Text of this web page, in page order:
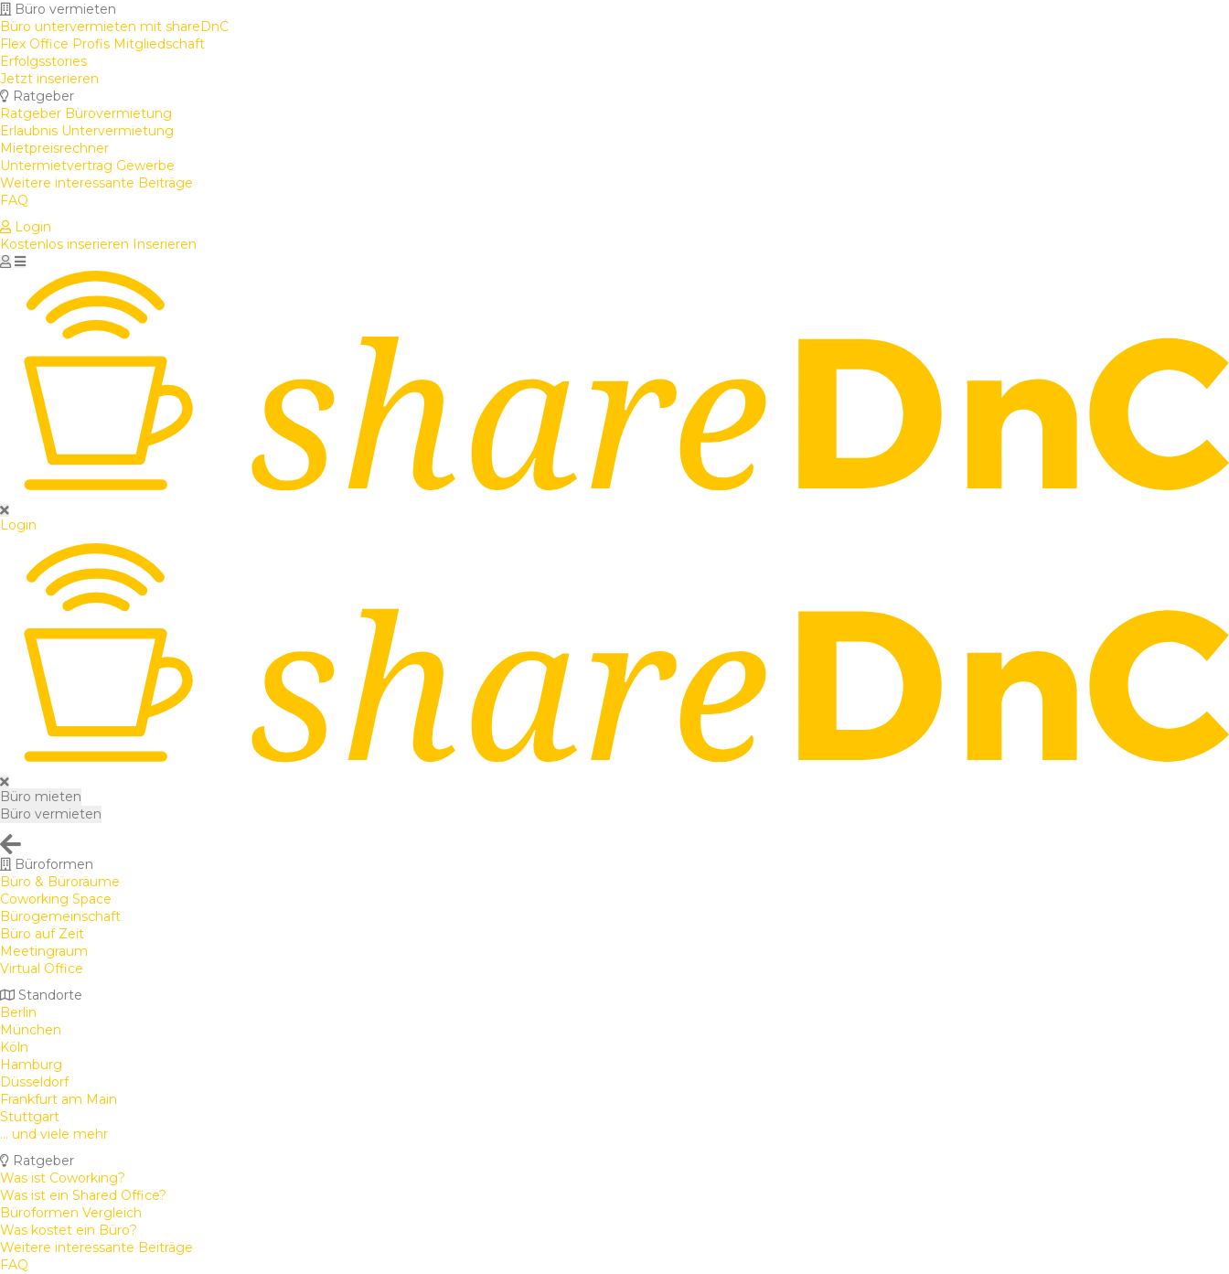
Büro vermieten
Büro untervermieten mit shareDnC
Flex Office Profis Mitgliedschaft
Erfolgsstories
Jetzt inserieren
Ratgeber
Ratgeber Bürovermietung
Erlaubnis Untervermietung
Mietpreisrechner
Untermietvertrag Gewerbe
Weitere interessante Beiträge
FAQ
Login
Kostenlos inserieren Inserieren
Login
Büro mieten
Büro vermieten
Büroformen
Büro & Büroräume
Coworking Space
Bürogemeinschaft
Büro auf Zeit
Meetingraum
Virtual Office
Standorte
Berlin
München
Köln
Hamburg
Düsseldorf
Frankfurt am Main
Stuttgart
... und viele mehr
Ratgeber
Was ist Coworking?
Was ist ein Shared Office?
Büroformen Vergleich
Was kostet ein Büro?
Weitere interessante Beiträge
FAQ